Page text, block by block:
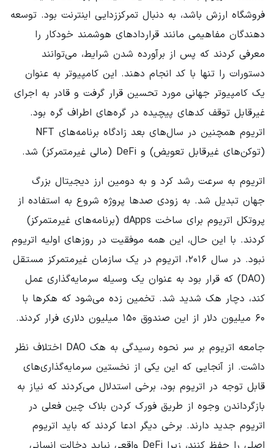
فروشگاه ارزش باشد، به دنبال تمرکززدایی اینترنت بود. توسعه
دهندگان مفاهیمی مانند قراردادهای هوشمند خودکار را
معرفی کردند که پس از برآورده شدن شرایط، می‌توانند
دستورات را تنها با کد انجام دهند. این کامپیوتر به عنوان
یک کامپیوتر جهانی مورد تحسین قرار گرفت و قادر به اجرای
غیرقابل توقف کدهای پیچیده در گره‌های اطراف گره بود.
اتریوم همچنین در سال‌های بعد زادگاه برنامه‌های NFT
(توکن‌های غیرقابل تعویض) و DeFi (مالی غیرمتمرکز) شد.
اتریوم به سرعت رشد کرد و به دومین ارز دیجیتال بزرگ
جهان تبدیل شد. به زودی صدها پروژه شروع به استفاده از
پروتکل اتریوم برای ساخت dApps (برنامه‌های غیرمتمرکز)
کردند. با این حال، این همه موفقیت در روزهای اولیه اتریوم
نبود. در سال ۲۰۱۶، اتریوم در یک سازمان غیرمتمرکز مستقل
(DAO) که قرار بود به عنوان یک وسیله سرمایه‌گذاری عمل
کند، دچار هک شدید شد. تخمین زده می‌شود که هکرها با
۶۰ میلیون دلار از این صندوق ۱۵۰ میلیون دلاری فرار کردند.
جامعه اتریوم بر سر نحوه رسیدگی به هک DAO اختلاف نظر
داشت. از آنجایی که این یکی از نخستین سرمایه‌گذاری‌های
قابل توجه در اتریوم بود، برخی استدلال می‌کردند که نیاز به
بازگرداندن وجوه از طریق فورک کردن بلاک چین فعلی در
اتریوم جدید دارند. برخی دیگر ادعا کردند که باید اتریوم